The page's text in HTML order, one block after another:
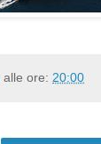
alle ore: 20:00